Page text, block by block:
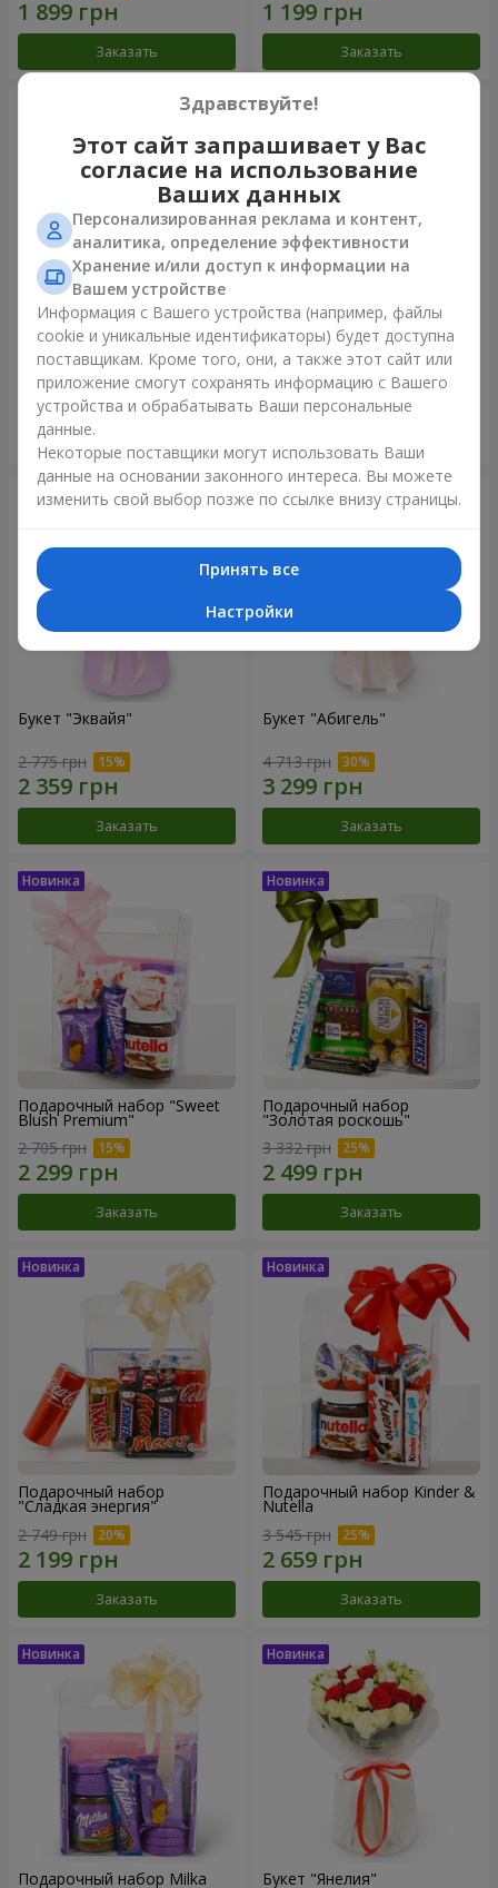
Заказать Заказать
Букет "Kamaliya"
3 465 грн
Букет "Moon Dance"
2 570 грн
Букет "Эквайя"
2 775 грн
Заказать
Букет "Абигель"
4 713 грн
Заказать
Подарочный набор "Sweet
Blush Premium"
2 705 грн
Заказать
Подарочный набор
"Золотая роскошь"
3 332 грн
Заказать
Подарочный набор
"Сладкая энергия"
2 749 грн
Заказать
Подарочный набор Kinder &
Nutella
3 545 грн
Заказать
Подарочный набор Milka Букет "Янелия"
Здравствуйте!
Этот сайт запрашивает у Вас
согласие на использование
Ваших данных
Персонализированная реклама и контент,
аналитика, определение эффективности
Хранение и/или доступ к информации на
Вашем устройстве
Информация с Вашего устройства (например, файлы
cookie и уникальные идентификаторы) будет доступна
поставщикам. Кроме того, они, а также этот сайт или
приложение смогут сохранять информацию с Вашего
устройства и обрабатывать Ваши персональные
данные.
Некоторые поставщики могут использовать Ваши
данные на основании законного интереса. Вы можете
изменить свой выбор позже по ссылке внизу страницы.
Принять все
Настройки